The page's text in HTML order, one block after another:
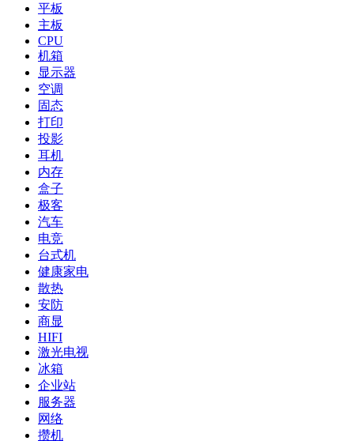
平板
主板
CPU
机箱
显示器
空调
固态
打印
投影
耳机
内存
盒子
极客
汽车
电竞
台式机
健康家电
散热
安防
商显
HIFI
激光电视
冰箱
企业站
服务器
网络
攒机